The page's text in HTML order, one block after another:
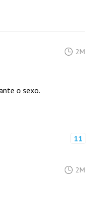
2M
o sexo.
11
2M